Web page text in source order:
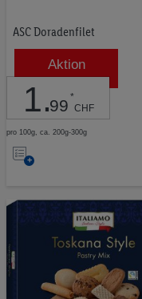
ASC Doradenfilet
Aktion
1.99 *
CHF
pro 100g, ca. 200g-300g
Auf
Merkliste